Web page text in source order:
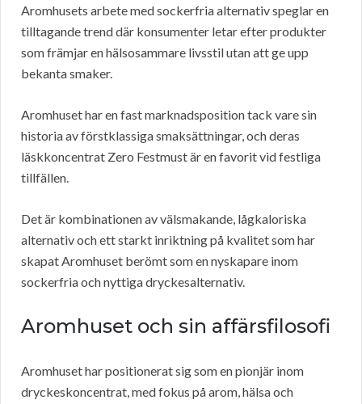
Aromhusets arbete med sockerfria alternativ speglar en
tilltagande trend där konsumenter letar efter produkter
som främjar en hälsosammare livsstil utan att ge upp
bekanta smaker.
Aromhuset har en fast marknadsposition tack vare sin
historia av förstklassiga smaksättningar, och deras
läskkoncentrat Zero Festmust är en favorit vid festliga
tillfällen.
Det är kombinationen av välsmakande, lågkaloriska
alternativ och ett starkt inriktning på kvalitet som har
skapat Aromhuset berömt som en nyskapare inom
sockerfria och nyttiga dryckesalternativ.
Aromhuset och sin affärsfilosofi
Aromhuset har positionerat sig som en pionjär inom
dryckeskoncentrat, med fokus på arom, hälsa och